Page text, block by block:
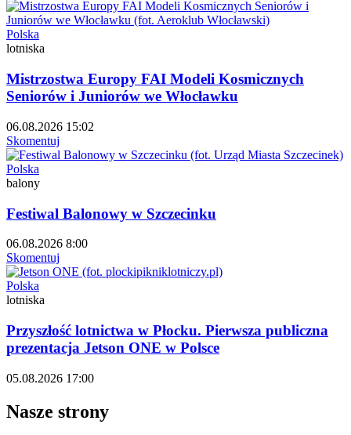
Polska
lotniska
Mistrzostwa Europy FAI Modeli Kosmicznych
Seniorów i Juniorów we Włocławku
06.08.2026 15:02
Skomentuj
Polska
balony
Festiwal Balonowy w Szczecinku
06.08.2026 8:00
Skomentuj
Polska
lotniska
Przyszłość lotnictwa w Płocku. Pierwsza publiczna
prezentacja Jetson ONE w Polsce
05.08.2026 17:00
Nasze strony